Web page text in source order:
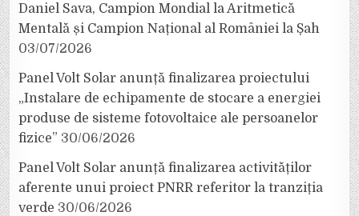
Daniel Sava, Campion Mondial la Aritmetică
Mentală și Campion Național al României la Șah
03/07/2026
Panel Volt Solar anunță finalizarea proiectului
„Instalare de echipamente de stocare a energiei
produse de sisteme fotovoltaice ale persoanelor
fizice” 30/06/2026
Panel Volt Solar anunță finalizarea activităților
aferente unui proiect PNRR referitor la tranziția
verde 30/06/2026